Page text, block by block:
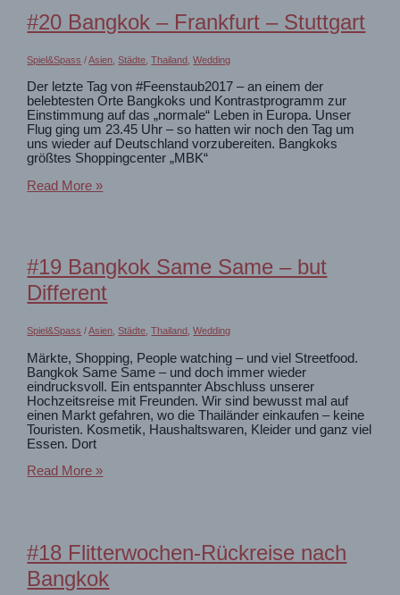
Stunden
in
anderen
Welt
#20 Bangkok – Frankfurt – Stuttgart
Spiel&Spass /Asien ,Städte ,Thailand ,Wedding
Der letzte Tag von #Feenstaub2017 – an einem der
belebtesten Orte Bangkoks und Kontrastprogramm zur
Einstimmung auf das „normale“ Leben in Europa. Unser
Flug ging um 23.45 Uhr – so hatten wir noch den Tag um
uns wieder auf Deutschland vorzubereiten. Bangkoks
größtes Shoppingcenter „MBK“
#20
Stuttgart
Read More »
#19 Bangkok Same Same – but
Different
Spiel&Spass /Asien ,Städte ,Thailand ,Wedding
Märkte, Shopping, People watching – und viel Streetfood.
Bangkok Same Same – und doch immer wieder
eindrucksvoll. Ein entspannter Abschluss unserer
Hochzeitsreise mit Freunden. Wir sind bewusst mal auf
einen Markt gefahren, wo die Thailänder einkaufen – keine
Touristen. Kosmetik, Haushaltswaren, Kleider und ganz viel
Essen. Dort
#19
but
Different
Read More »
#18 Flitterwochen-Rückreise nach
Bangkok